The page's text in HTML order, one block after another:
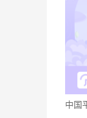
中国